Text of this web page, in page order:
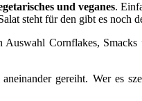
und veganes.
steht für den gibt es noch
Cornflakes,
aneinander gereiht. Wer